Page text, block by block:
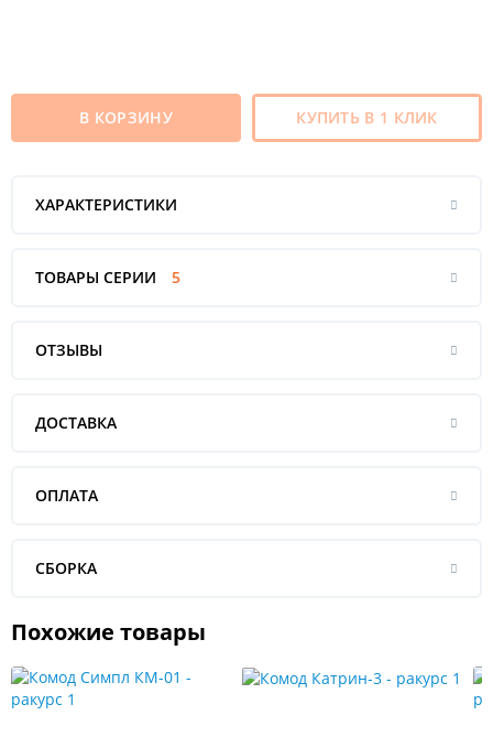
В КОРЗИНУ КУПИТЬ В 1 КЛИК
ХАРАКТЕРИСТИКИ
ТОВАРЫ СЕРИИ 5
ОТЗЫВЫ
ДОСТАВКА
ОПЛАТА
СБОРКА
Похожие товары